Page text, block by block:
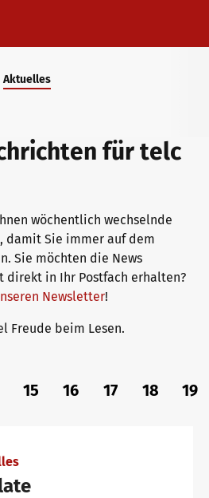
& FAQ
und Bewerten
Aktuelles
für telc
wöchentlich wechselnde
damit Sie immer auf dem
Sie möchten die News
in Ihr Postfach erhalten?
Newsletter!
Freude beim Lesen.
15 16 17 18 19